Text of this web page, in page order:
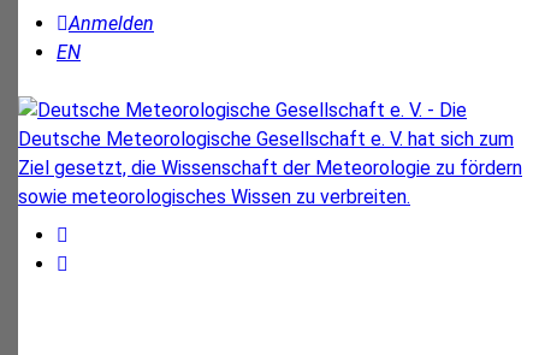
Anmelden
EN